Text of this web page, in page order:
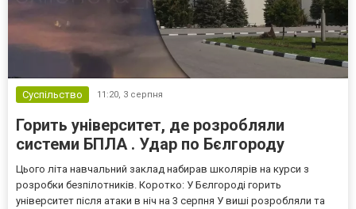
Суспільство 11:20, 3 серпня
Горить університет, де розробляли
системи БПЛА . Удар по Бєлгороду
Цього літа навчальний заклад набирав школярів на курси з
розробки безпілотників. Коротко: У Бєлгороді горить
університет після атаки в ніч на 3 серпня У виші розробляли та